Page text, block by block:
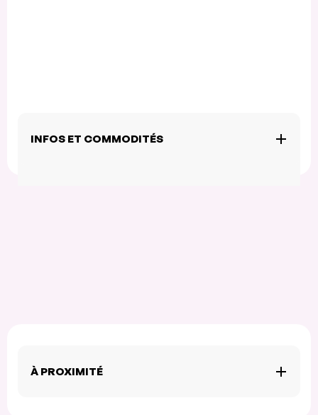
INFOS ET COMMODITÉS
À PROXIMITÉ